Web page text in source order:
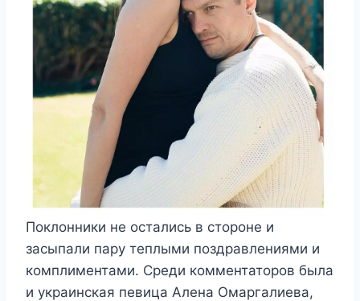
Поклонники не остались в стороне и
засыпали пару теплыми поздравлениями и
комплиментами. Среди комментаторов была
и украинская певица Алена Омаргалиева,